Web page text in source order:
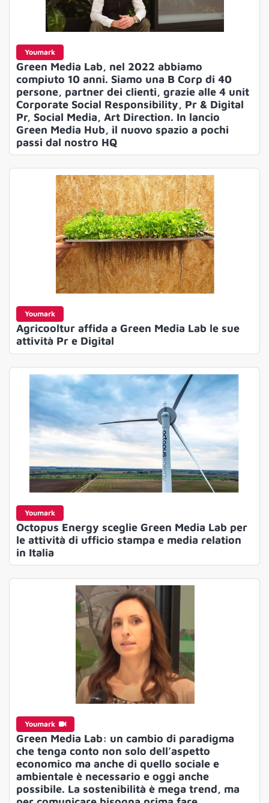
Youmark
Green Media Lab, nel 2022 abbiamo
compiuto 10 anni. Siamo una B Corp di 40
persone, partner dei clienti, grazie alle 4 unit
Corporate Social Responsibility, Pr & Digital
Pr, Social Media, Art Direction. In lancio
Green Media Hub, il nuovo spazio a pochi
passi dal nostro HQ
Youmark
Agricooltur affida a Green Media Lab le sue
attività Pr e Digital
Youmark
Octopus Energy sceglie Green Media Lab per
le attività di ufficio stampa e media relation
in Italia
Youmark
Green Media Lab: un cambio di paradigma
che tenga conto non solo dell’aspetto
economico ma anche di quello sociale e
ambientale è necessario e oggi anche
possibile. La sostenibilità è mega trend, ma